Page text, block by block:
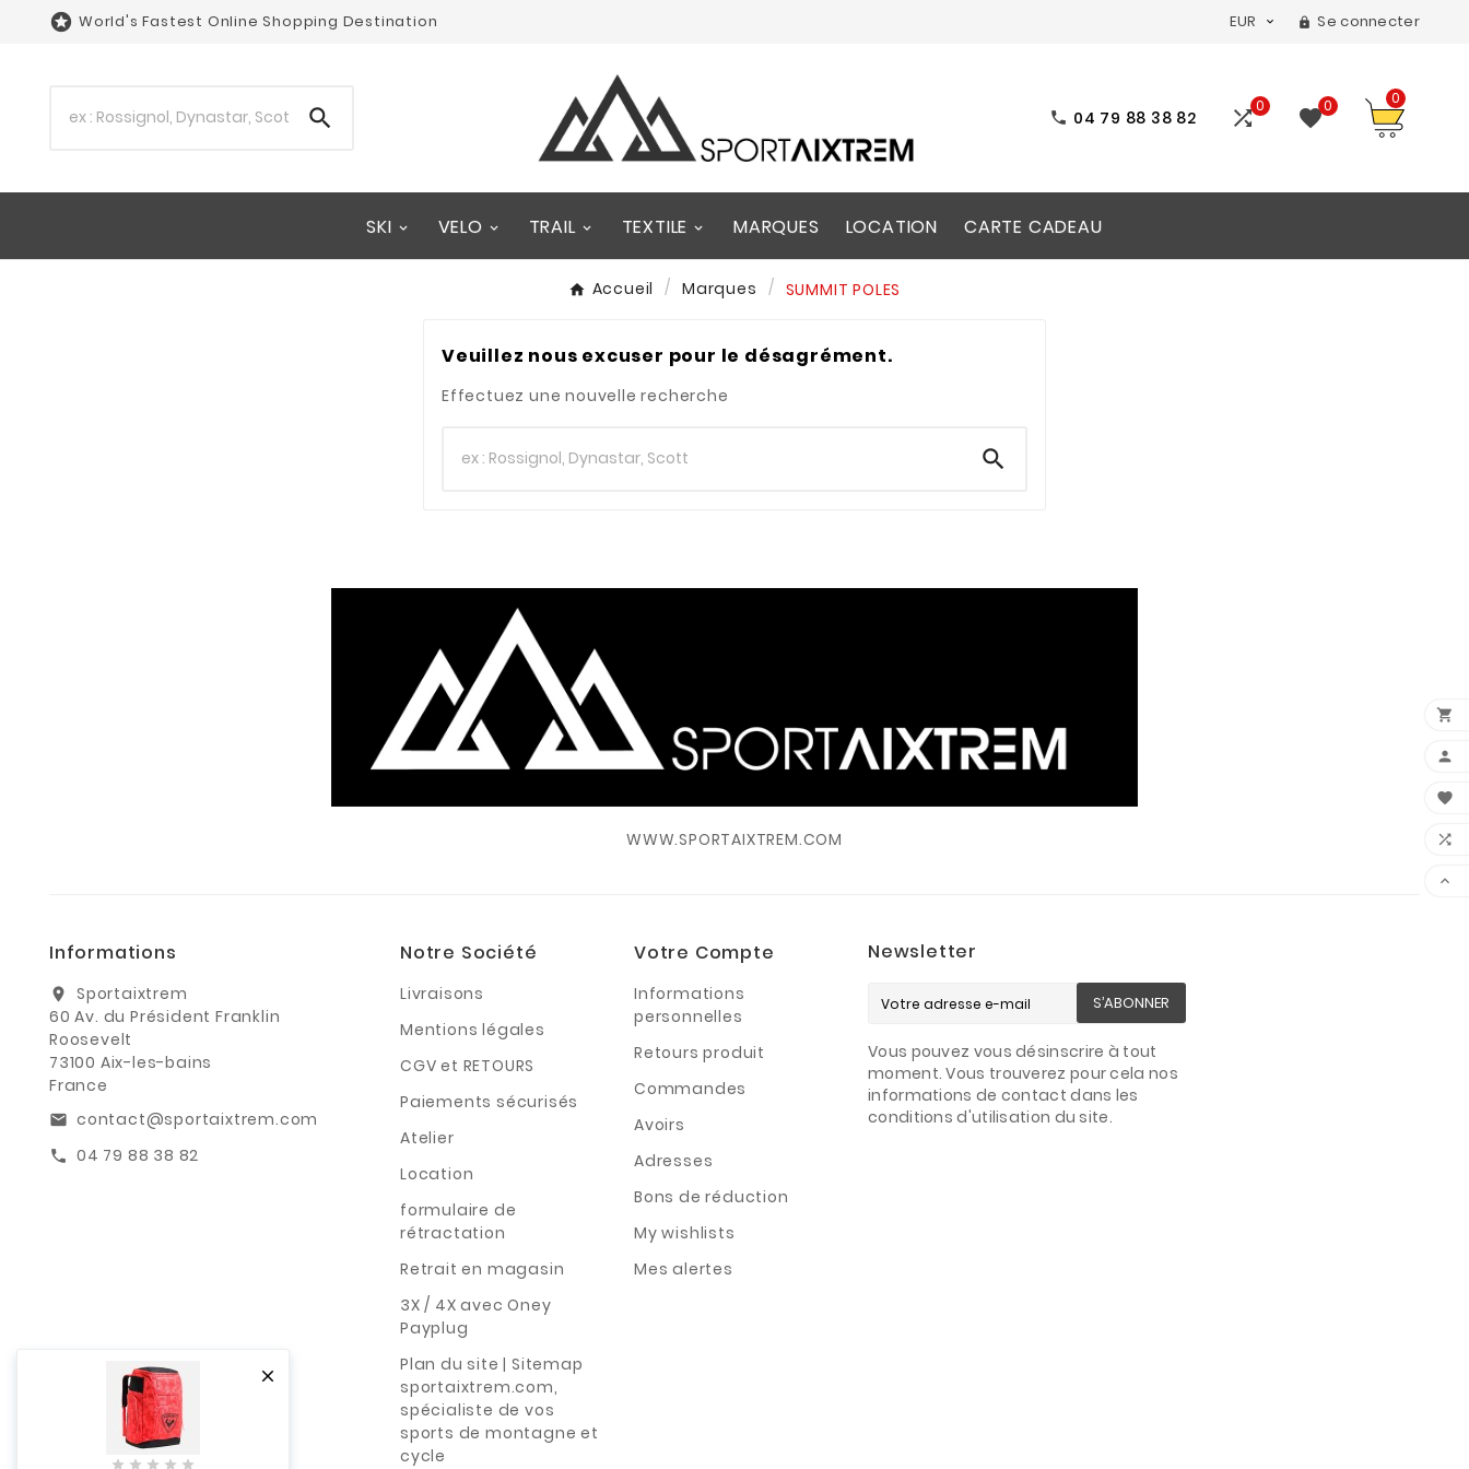

    
 World's Fastest Online Shopping Destination EUR   Se connecter
  04 79 88 38 82 0 0 0
SKI VELO TRAIL TEXTILE MARQUES LOCATION CARTE CADEAU
Accueil Marques SUMMIT POLES
Veuillez nous excuser pour le désagrément.
Effectuez une nouvelle recherche

WWW.SPORTAIXTREM.COM
Informations
location_on
Sportaixtrem
60 Av. du Président Franklin
Roosevelt
73100 Aix-les-bains
France
email contact@sportaixtrem.com
call 04 79 88 38 82
Notre Société
Livraisons
Mentions légales
CGV et RETOURS
Paiements sécurisés
Atelier
Location
formulaire de
rétractation
Retrait en magasin
3X / 4X avec Oney
Payplug
Plan du site | Sitemap
sportaixtrem.com,
spécialiste de vos
sports de montagne et
cycle
Votre Compte
Informations
personnelles
Retours produit
Commandes
Avoirs
Adresses
Bons de réduction
My wishlists
Mes alertes
Newsletter
S’ABONNER
Vous pouvez vous désinscrire à tout
moment. Vous trouverez pour cela nos
informations de contact dans les
conditions d'utilisation du site.




